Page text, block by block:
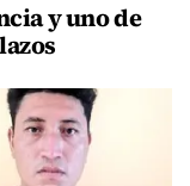
y uno de